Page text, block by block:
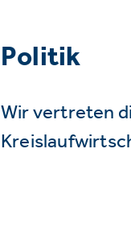
Politik
Wir vertreten